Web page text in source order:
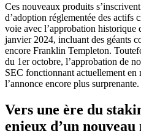
Ces nouveaux produits
d’adoption réglementée des
voie avec l’approbation
janvier 2024, incluant des géants
encore Franklin Templeton.
du 1er octobre, l’approbation de
SEC fonctionnant actuellement en
l’annonce encore plus surprenante.
Vers une ère du
enjeux d’un nouveau